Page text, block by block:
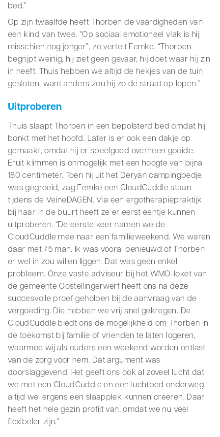
bed.”
Op zijn twaalfde heeft Thorben de vaardigheden van
een kind van twee. “Op sociaal emotioneel vlak is hij
misschien nog jonger”, zo vertelt Femke. “Thorben
begrijpt weinig, hij ziet geen gevaar, hij doet waar hij zin
in heeft. Thuis hebben we altijd de hekjes van de tuin
gesloten, want anders zou hij zo de straat op lopen.”
Uitproberen
Thuis slaapt Thorben in een bepolsterd bed omdat hij
bonkt met het hoofd. Later is er ook een dakje op
gemaakt, omdat hij er speelgoed overheen gooide.
Eruit klimmen is onmogelijk met een hoogte van bijna
180 centimeter. Toen hij uit het Deryan campingbedje
was gegroeid, zag Femke een CloudCuddle staan
tijdens de VeineDAGEN. Via een ergotherapiepraktijk
bij haar in de buurt heeft ze er eerst eentje kunnen
uitproberen. “De eerste keer namen we de
CloudCuddle mee naar een familieweekend. We waren
daar met 75 man. Ik was vooral benieuwd of Thorben
er wel in zou willen liggen. Dat was geen enkel
probleem. Onze vaste adviseur bij het WMO-loket van
de gemeente Oostellingerwerf heeft ons na deze
succesvolle proef geholpen bij de aanvraag van de
vergoeding. Die hebben we vrij snel gekregen. De
CloudCuddle biedt ons de mogelijkheid om Thorben in
de toekomst bij familie of vrienden te laten logeren,
waarmee wij als ouders een weekend worden ontlast
van de zorg voor hem. Dat argument was
doorslaggevend. Het geeft ons ook al zoveel lucht dat
we met een CloudCuddle en een luchtbed onderweg
altijd wel ergens een slaapplek kunnen creëren. Daar
heeft het hele gezin profijt van, omdat we nu veel
flexibeler zijn.”